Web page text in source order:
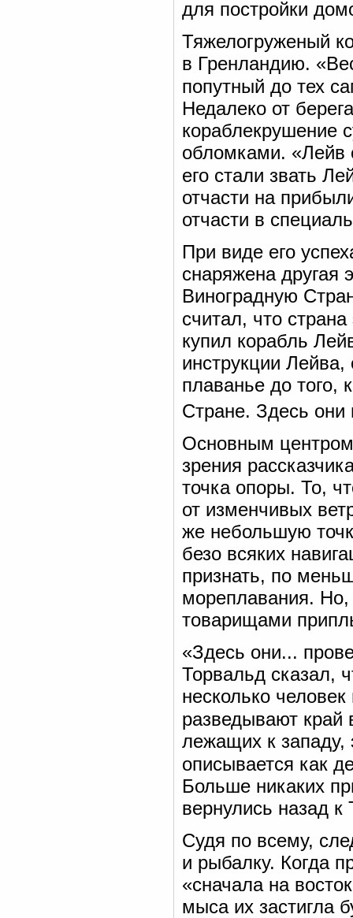
для постройки
Тяжелогруженый
в Гренландию.
попутный до тех
Недалеко от
кораблекрушение
обломками. «Лейв
его стали звать
отчасти на
отчасти в
При виде его
снаряжена другая
Виноградную
считал, что
купил корабль
инструкции Лейва,
плаванье до того,
Стране. Здесь они
Основным
зрения
точка опоры. То,
от изменчивых
же небольшую
безо всяких
признать, по
мореплавания. Но,
товарищами
«Здесь они...
Торвальд сказал,
несколько
разведывают край
лежащих к западу,
описывается как
Больше никаких
вернулись назад к
Судя по всему,
и рыбалку. Когда
«сначала на
мыса их застигла